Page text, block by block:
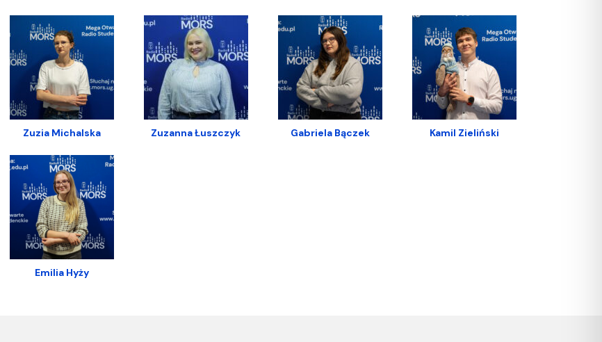
Zuzia Michalska Zuzanna Łuszczyk Gabriela Bączek Kamil Zieliński
Emilia Hyży